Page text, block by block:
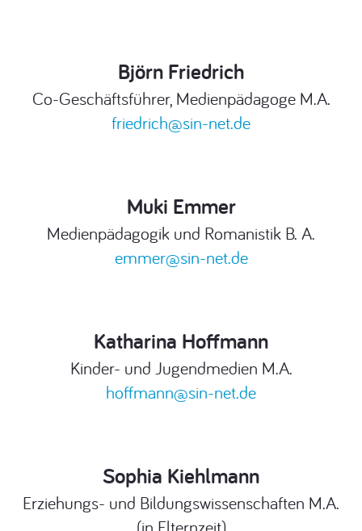
Björn Friedrich
Co-Geschäftsführer, Medienpädagoge M.A.
friedrich@sin-net.de
Muki Emmer
Medienpädagogik und Romanistik B. A.
emmer@sin-net.de
Katharina Hoffmann
Kinder- und Jugendmedien M.A.
hoffmann@sin-net.de
Sophia Kiehlmann
Erziehungs- und Bildungswissenschaften M.A.